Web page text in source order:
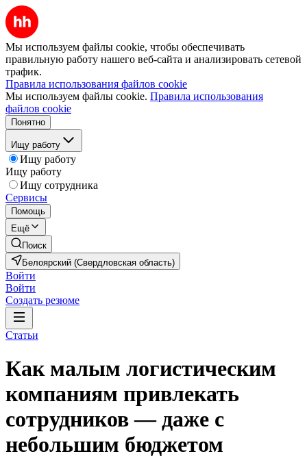
Мы используем файлы cookie, чтобы обеспечивать
правильную работу нашего веб-сайта и анализировать сетевой
трафик.
Правила использования файлов cookie
Мы используем файлы cookie. Правила использования
файлов cookie
Понятно
Ищу работу
Ищу работу
Ищу работу
Ищу сотрудника
Сервисы
Помощь
Ещё
Поиск
Белоярский (Свердловская область)
Войти
Войти
Создать резюме
Статьи
Как малым логистическим
компаниям привлекать
сотрудников — даже с
небольшим бюджетом